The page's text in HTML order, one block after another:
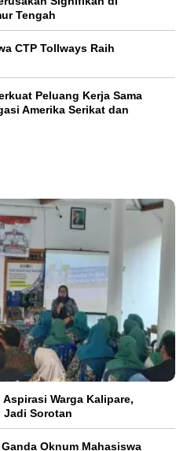
Tengah
CTP Tollways Raih
Peluang Kerja Sama
Amerika Serikat dan
Warga Kalipare,
Jadi Sorotan
Oknum Mahasiswa